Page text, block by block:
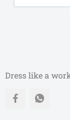
Dress like a